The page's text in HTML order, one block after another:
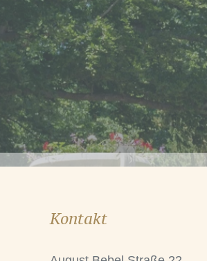
Kontakt